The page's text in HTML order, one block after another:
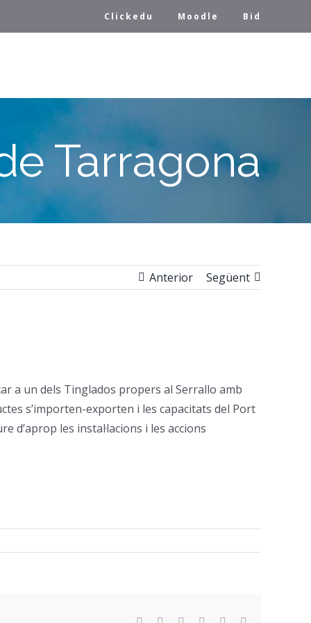
Clickedu Moodle Bid
Tarragona
Anterior Següent
a un dels Tinglados propers al Serrallo amb
s’importen-exporten i les capacitats del Port
d’aprop les instal·lacions i les accions